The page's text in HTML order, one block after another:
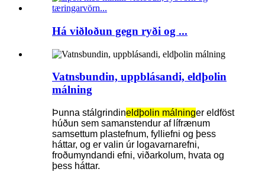
Há viðloðun gegn ryði og ...
Vatnsbundin, uppblásandi, eldþolin
málning
Þunna stálgrindineldþolin málninger eldföst
húðun sem samanstendur af lífrænum
samsettum plastefnum, fylliefni og þess
háttar, og er valin úr logavarnarefni,
froðumyndandi efni, viðarkolum, hvata og
þess háttar.